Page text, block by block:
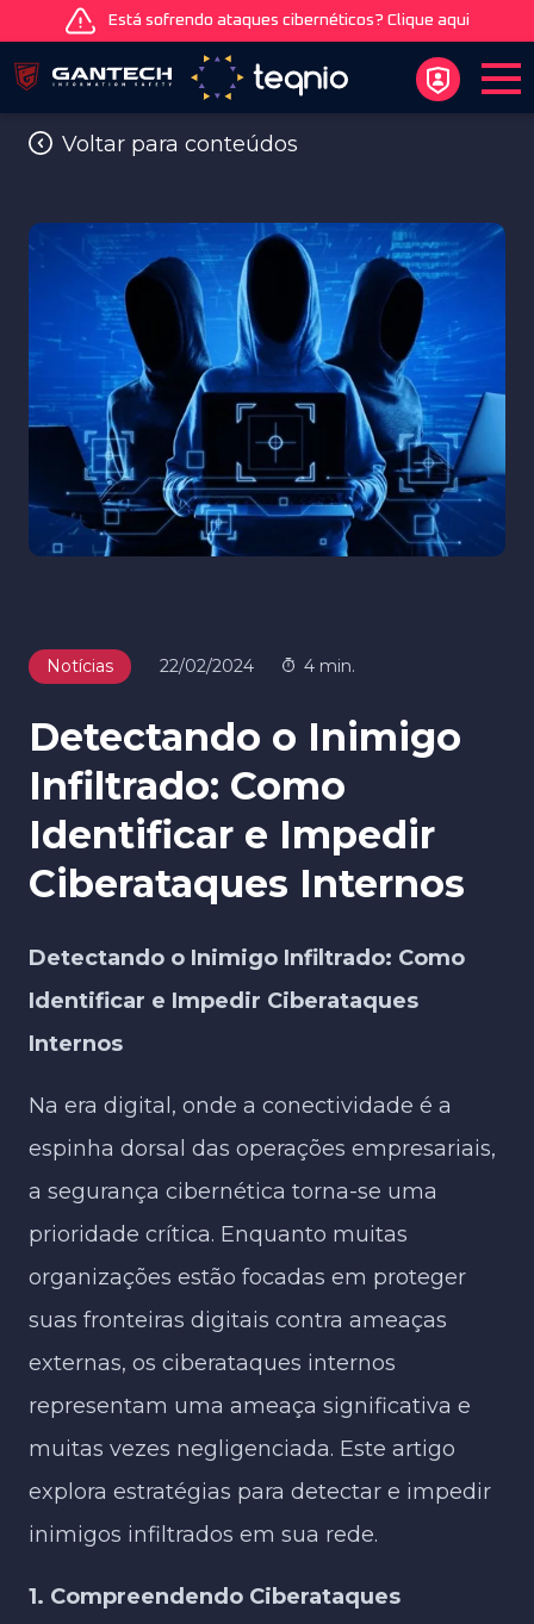
Está sofrendo ataques cibernéticos? Clique aqui
Voltar para conteúdos
Notícias 22/02/2024 4 min.
Detectando o Inimigo
Infiltrado: Como
Identificar e Impedir
Ciberataques Internos
Detectando o Inimigo Infiltrado: Como
Identificar e Impedir Ciberataques
Internos
Na era digital, onde a conectividade é a
espinha dorsal das operações empresariais,
a segurança cibernética torna-se uma
prioridade crítica. Enquanto muitas
organizações estão focadas em proteger
suas fronteiras digitais contra ameaças
externas, os ciberataques internos
representam uma ameaça significativa e
muitas vezes negligenciada. Este artigo
explora estratégias para detectar e impedir
inimigos infiltrados em sua rede.
1. Compreendendo Ciberataques